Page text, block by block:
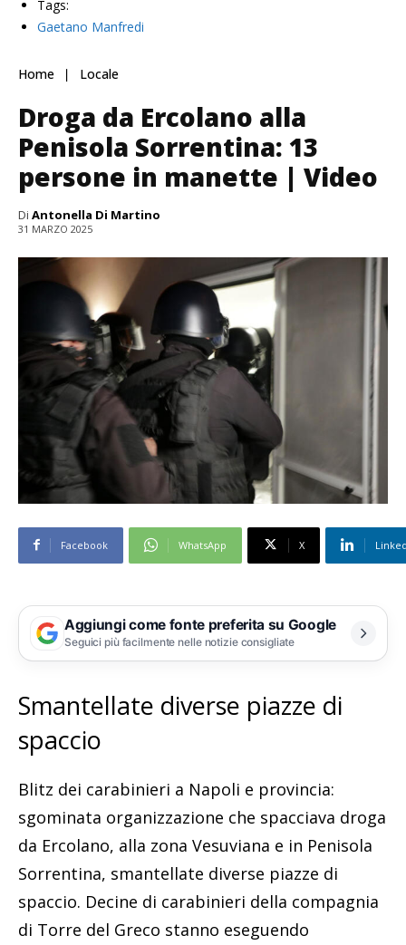
Tags:
Gaetano Manfredi
Home Locale
Droga da Ercolano alla
Penisola Sorrentina: 13
persone in manette | Video
Di Antonella Di Martino
31 MARZO 2025
Facebook WhatsApp X
Aggiungi come fonte preferita su Google
Seguici più facilmente nelle notizie consigliate
Smantellate diverse piazze di
spaccio
Blitz dei carabinieri a Napoli e provincia:
sgominata organizzazione che spacciava droga
da Ercolano, alla zona Vesuviana e in Penisola
Sorrentina, smantellate diverse piazze di
spaccio. Decine di carabinieri della compagnia
di Torre del Greco stanno eseguendo